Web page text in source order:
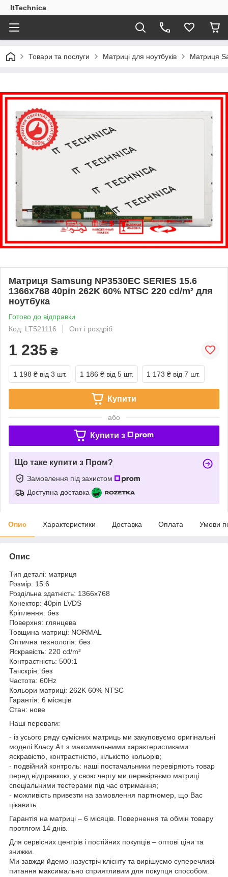
ItTechnica
Товари та послуги Матриці для ноутбуків Матриця
Матриця Samsung NP3530EC SERIES 15.6
1366x768 40pin 262K 60% NTSC 220 cd/m² для
ноутбука
Готово до відправки
Код: LT521116
Опт і роздріб
1 235 ₴
1 198 ₴ від 3 шт. 1 186 ₴ від 5 шт. 1 173 ₴ від 7 шт.
Купити
або
Купити з
Що таке купити з Пром?
Замовлення під захистом
Доступна доставка
Опис Характеристики Доставка Оплата Умови
Опис
Тип деталі: матриця
Розмір: 15.6
Роздільна здатність: 1366x768
Конектор: 40pin LVDS
Кріплення: без
Поверхня: глянцева
Товщина матриці: NORMAL
Оптична технологія: без
Яскравість: 220 cd/m²
Контрастність: 500:1
Тачскрін: без
Частота: 60Hz
Кольори матриці: 262K 60% NTSC
Гарантія: 6 місяців
Стан: нове
Наші переваги:
- із усього ряду сумісних матриць ми закуповуємо оригінальні
моделі Класу А+ з максимальними характеристиками:
яскравістю, контрастністю, кількістю кольорів;
- подвійний контроль: наші постачальники перевіряють товар
перед відправкою, у свою чергу ми перевіряємо матриці
спеціальними тестерами під час отримання;
- можливість привезти на замовлення партномер, що Вас
цікавить.
Гарантія на матриці – 6 місяців. Повернення та обмін товару
протягом 14 днів.
Для сервісних центрів і постійних покупців – оптові ціни та
знижки.
Ми завжди йдемо назустріч клієнту та вирішуємо суперечливі
питання максимально сприятливим для покупця способом.